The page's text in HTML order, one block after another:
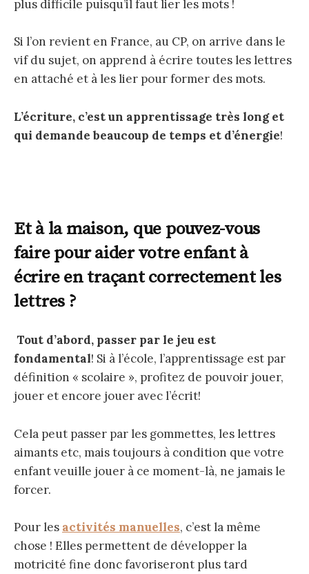
plus difficile puisqu’il faut lier les mots !
Si l’on revient en France, au CP, on arrive dans le
vif du sujet, on apprend à écrire toutes les lettres
en attaché et à les lier pour former des mots.
L’écriture, c’est un apprentissage très long et
qui demande beaucoup de temps et d’énergie!
Et à la maison, que pouvez-vous
faire pour aider votre enfant à
écrire en traçant correctement les
lettres ?
Tout d’abord, passer par le jeu est
fondamental! Si à l’école, l’apprentissage est par
définition « scolaire », profitez de pouvoir jouer,
jouer et encore jouer avec l’écrit!
Cela peut passer par les gommettes, les lettres
aimants etc, mais toujours à condition que votre
enfant veuille jouer à ce moment-là, ne jamais le
forcer.
Pour les activités manuelles, c’est la même
chose ! Elles permettent de développer la
motricité fine donc favoriseront plus tard